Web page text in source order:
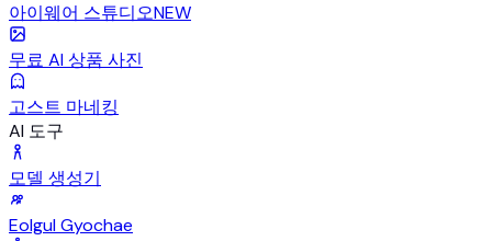
아이웨어 스튜디오NEW
무료 AI 상품 사진
고스트 마네킹
AI 도구
모델 생성기
Eolgul Gyochae